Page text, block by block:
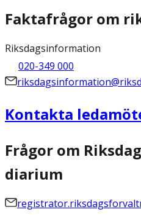
Faktafrågor om
Riksdagsinformation
020-349 000
Kontakta
Frågor om
diarium